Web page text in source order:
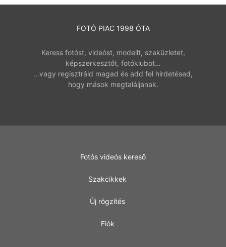
FOTÓ PIAC 1998 ÓTA
Keress fotóst, videóst, modellt, szaküzletet,
képszerkesztőt, fotóklubot…
…vagy regisztráld magad és add fel hirdetésed,
hogy mások megtaláljanak.
Fotós videós kereső
Szakcikkek
Új rögzítés
Fiók